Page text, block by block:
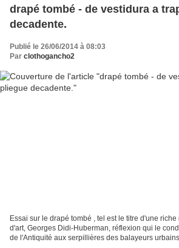
drapé tombé - de vestidura a
decadente.
Publié le 26/06/2014 à 08:03
Par clothogancho2
Essai sur le drapé tombé , tel est le titre d'une
d'art, Georges Didi-Huberman, réflexion qui le
de l'Antiquité aux serpillières des balayeurs